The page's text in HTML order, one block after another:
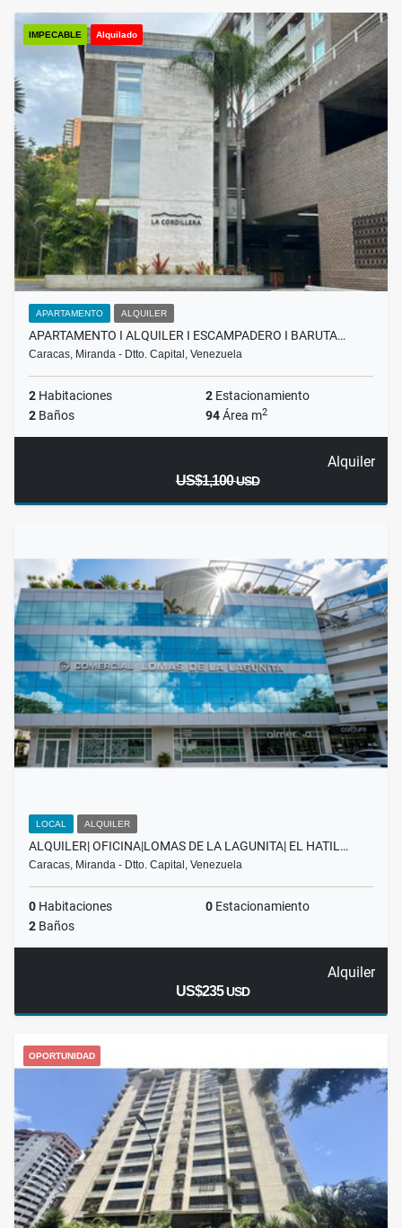
IMPECABLE Alquilado
APARTAMENTO ALQUILER
APARTAMENTO I ALQUILER I ESCAMPADERO I BARUTA…
Caracas, Miranda - Dtto. Capital, Venezuela
2 Habitaciones 2 Estacionamiento
2 Baños 94Área m2
Alquiler
US$1,100USD
LOCAL ALQUILER
ALQUILER| OFICINA|LOMAS DE LA LAGUNITA| EL HATIL…
Caracas, Miranda - Dtto. Capital, Venezuela
0 Habitaciones 0 Estacionamiento
2 Baños
Alquiler
US$235USD
OPORTUNIDAD